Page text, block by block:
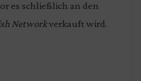
es schließlich an den
Networkverkauft wird.